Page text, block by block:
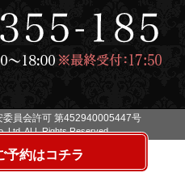
員会許可 第452940005447号
ALL Rights Reserved.
予約はコチラ